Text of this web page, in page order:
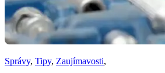
Správy, Tipy, Zaujímavosti,